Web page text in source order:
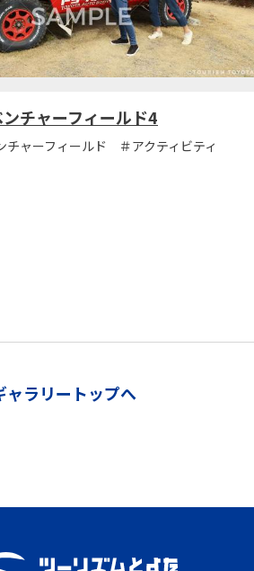
チャーフィールド4
チャーフィールド ＃アクティビティ
ャラリートップへ